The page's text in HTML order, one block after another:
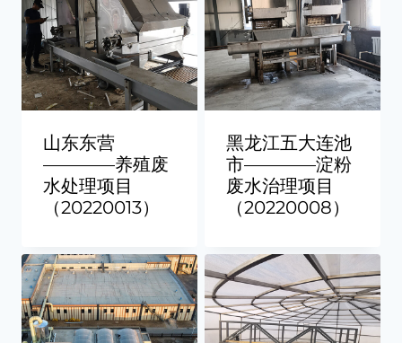
山东东营
————养殖废
水处理项目
（20220013）
黑龙江五大连池
市————淀粉
废水治理项目
（20220008）